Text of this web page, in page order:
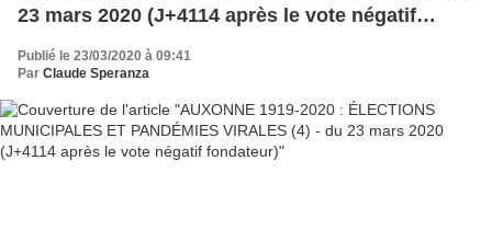
23 mars 2020 (J+4114 après le vote négatif
Publié le 23/03/2020 à 09:41
Par Claude Speranza